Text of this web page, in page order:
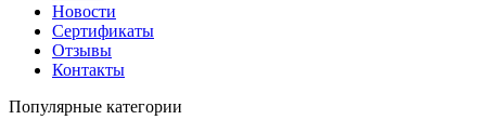
Новости
Сертификаты
Отзывы
Контакты
Популярные категории